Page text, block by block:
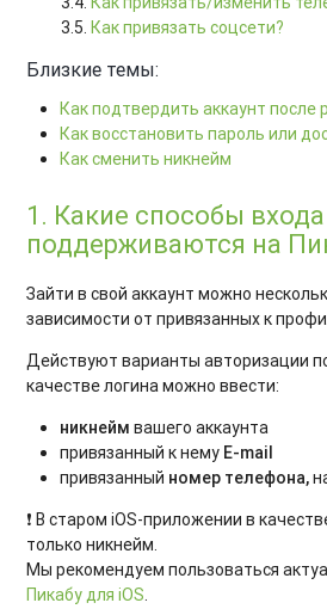
3.5.Как привязать соцсети?
Близкие темы:
Как подтвердить аккаунт после
Как восстановить пароль или
Как сменить никнейм
1. Какие способы входа
поддерживаются на
Зайти в свой аккаунт можно
зависимости от привязанных к
Действуют варианты авторизации
качестве логина можно ввести:
никнейм вашего аккаунта
привязанный к нему E-mail
привязанный номер телефона,
❗ В старом iOS-приложении в
только никнейм.
Мы рекомендуем пользоваться
Пикабу для iOS.